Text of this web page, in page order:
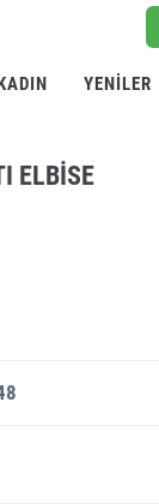
YENILER
ELBISE